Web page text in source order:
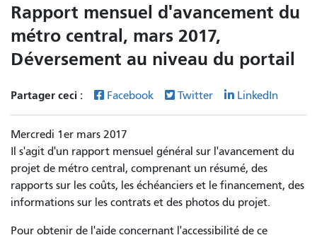
Rapport mensuel d'avancement du
métro central, mars 2017,
Déversement au niveau du portail
Partager ceci : Facebook Twitter LinkedIn
Mercredi 1er mars 2017
Il s'agit d'un rapport mensuel général sur l'avancement du
projet de métro central, comprenant un résumé, des
rapports sur les coûts, les échéanciers et le financement, des
informations sur les contrats et des photos du projet.
Pour obtenir de l'aide concernant l'accessibilité de ce